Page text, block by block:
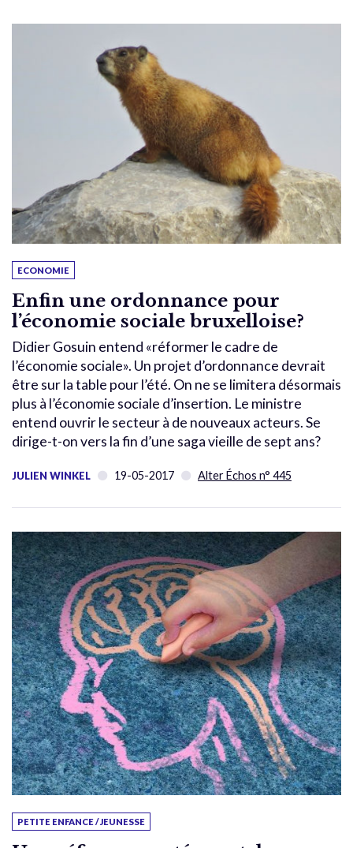
ECONOMIE
Enfin une ordonnance pour
l’économie sociale bruxelloise?
Didier Gosuin entend «réformer le cadre de
l’économie sociale». Un projet d’ordonnance devrait
être sur la table pour l’été. On ne se limitera désormais
plus à l’économie sociale d’insertion. Le ministre
entend ouvrir le secteur à de nouveaux acteurs. Se
dirige-t-on vers la fin d’une saga vieille de sept ans?
JULIEN WINKEL 19-05-2017 Alter Échos n° 445
PETITE ENFANCE / JEUNESSE